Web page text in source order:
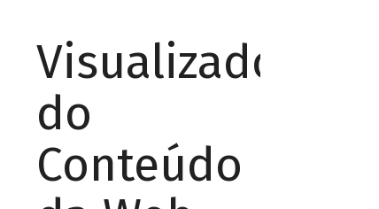
Visualizador
do
Conteúdo